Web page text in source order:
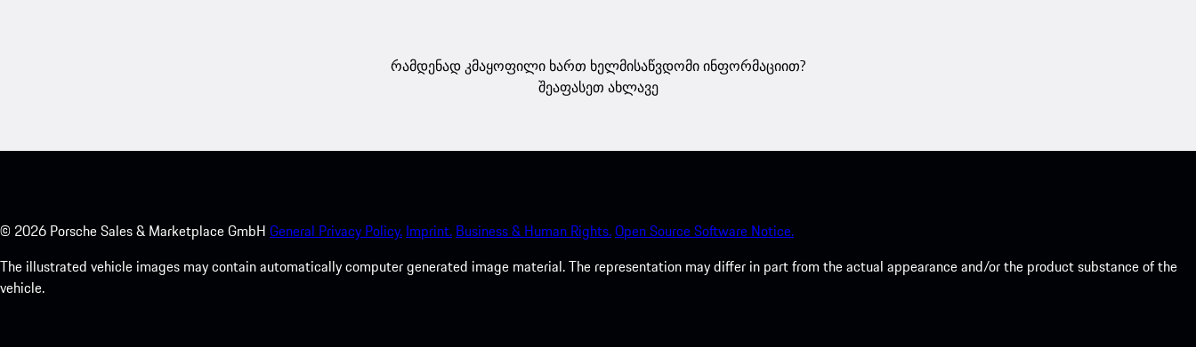
რამდენად კმაყოფილი ხართ ხელმისაწვდომი ინფორმაციით?
შეაფასეთ ახლავე
© 2026 Porsche Sales & Marketplace GmbH General Privacy Policy. Imprint. Business & Human Rights.Open Source Software Notice.
The illustrated vehicle images may contain automatically computer generated image material. The representation may differ in part from the actual appearance and/or the product substance of the
vehicle.